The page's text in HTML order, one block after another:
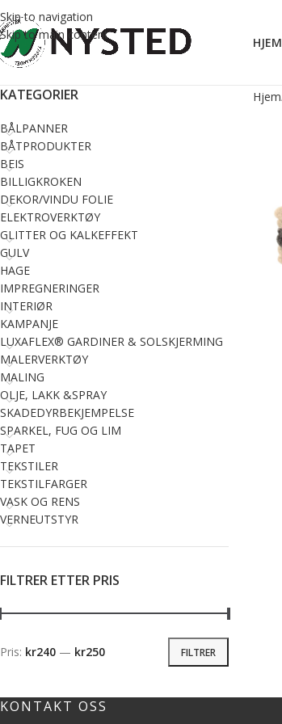
Skip to navigation
Skip to main content
HJEM
KATEGORIER
BÅLPANNER
BÅTPRODUKTER
BEIS
BILLIGKROKEN
DEKOR/VINDU FOLIE
ELEKTROVERKTØY
GLITTER OG KALKEFFEKT
GULV
HAGE
IMPREGNERINGER
INTERIØR
KAMPANJE
LUXAFLEX® GARDINER & SOLSKJERMING
MALERVERKTØY
MALING
OLJE, LAKK &SPRAY
SKADEDYRBEKJEMPELSE
SPARKEL, FUG OG LIM
TAPET
TEKSTILER
TEKSTILFARGER
VASK OG RENS
VERNEUTSTYR
FILTRER ETTER PRIS
FILTRER
Pris: kr240 — kr250
Hjem
KONTAKT OSS